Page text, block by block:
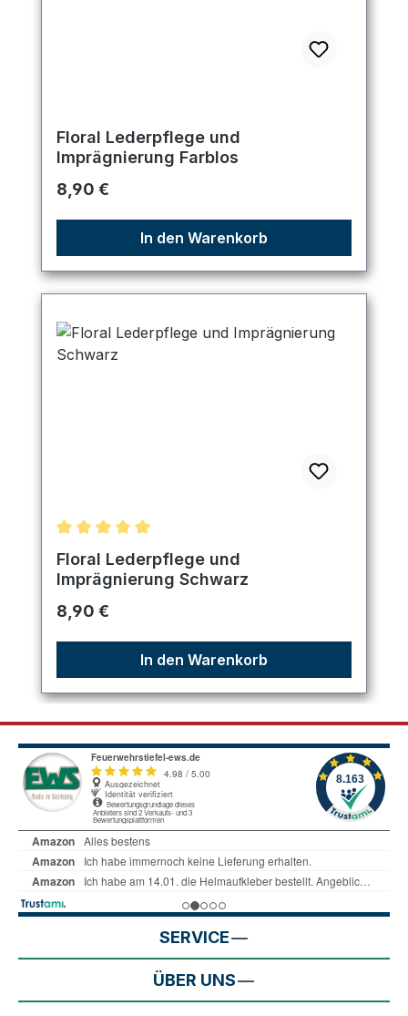
Floral Lederpflege und
Imprägnierung Farblos
Regulärer Preis:
8,90 €
In den Warenkorb
Durchschnittliche Bewertung von 5 von 5 Sternen
Floral Lederpflege und
Imprägnierung Schwarz
Regulärer Preis:
8,90 €
In den Warenkorb
SERVICE
ÜBER UNS